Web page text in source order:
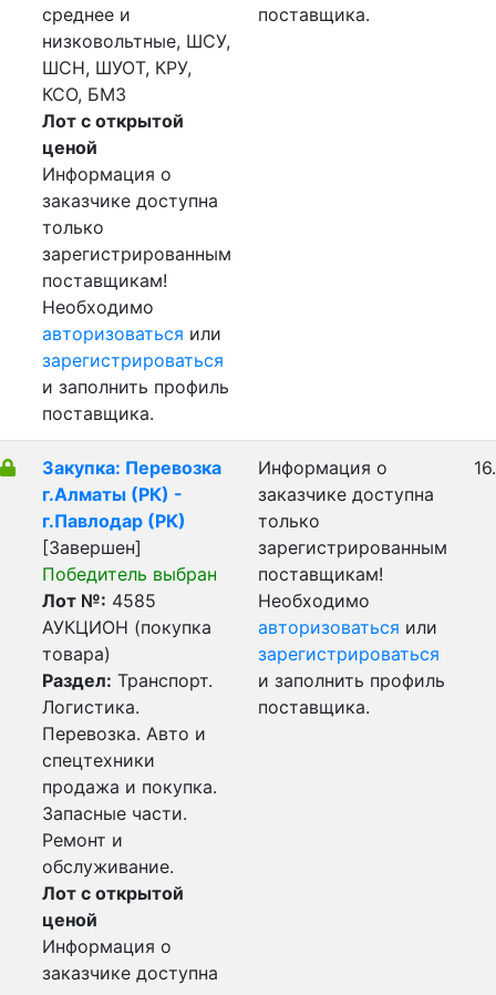
среднее и
низковольтные, ШСУ,
ШСН, ШУОТ, КРУ,
КСО, БМЗ
Лот с открытой
ценой
Информация о
заказчике доступна
только
зарегистрированным
поставщикам!
Необходимо
авторизоваться или
зарегистрироваться
и заполнить профиль
поставщика.
поставщика.
Закупка: Перевозка
г.Алматы (РК) -
г.Павлодар (РК)
[Завершен]
Победитель выбран
Лот №: 4585
АУКЦИОН (покупка
товара)
Раздел: Транспорт.
Логистика.
Перевозка. Авто и
спецтехники
продажа и покупка.
Запасные части.
Ремонт и
обслуживание.
Лот с открытой
ценой
Информация о
заказчике доступна
Информация о
заказчике доступна
только
зарегистрированным
поставщикам!
Необходимо
авторизоваться или
зарегистрироваться
и заполнить профиль
поставщика.